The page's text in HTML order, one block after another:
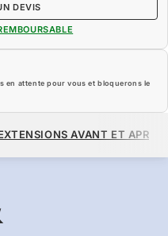
DEVIS
en attente pour vous et bloquerons le
$US AVANT ET APRÈS